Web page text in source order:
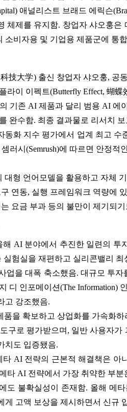
애널리스트 브래드 에릭슨
체제를 유지함. 창업자 샤오훙
소비자용 및 기업용 제품군에 통
技大学) 출신 창업자 샤오훙, 공
라이 이펙트(Butterfly Effect, 蝴
기존 AI 제품과 달리 범용 AI
완수함. 최종 결과물로 리서치
화 지수 평가에서 업계 최고 수
러시(Semrush)에 따르면 안정
대형 언어모델을 활용하고 자체
연동, 실행 프레임워크 역량에
요금 부과 등의 불만이 제기되기
AI 분야에서 추진한 일련의
험실을 재편하고 실리콘밸리
업을 대폭 축소했음. 대규모 투
디 인포메이션(The
고 강조했음.
을 확보하고 상업화를 가속화
구로 평가받으며, 일반 사용자
치도 입증됐음.
AI 전략의 근본적 해결책은
타 AI 전략에서 가장 취약한 부
도 불확실성이 존재함. 올해 메
게 고액 보상을 제시하면서 신규